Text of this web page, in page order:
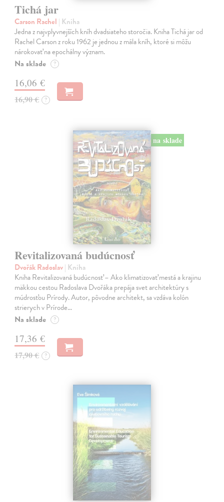
Tichá jar
Carson Rachel | Kniha
Jedna z najvplyvnejších kníh dvadsiateho storočia. Kniha Tichá jar od
Rachel Carson z roku 1962 je jednou z mála kníh, ktoré si môžu
nárokovať na epochálny význam.
Na sklade ?
16,06 €
16,90 € ?
na sklade
Revitalizovaná budúcnosť
Dvořák Radoslav| Kniha
Kniha Revitalizovaná budúcnosť – Ako klimatizovať mestá a krajinu
mäkkou cestou Radoslava Dvořáka prepája svet architektúry s
múdrosťou Prírody. Autor, pôvodne architekt, sa vzdáva kolón
strierych v Prírode…
Na sklade ?
17,36 €
17,90 € ?